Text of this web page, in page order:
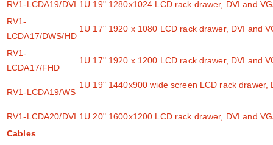
RV1-LCDA19/DVI 1U 19" 1280x1024 LCD rack drawer, DVI and
RV1-
LCDA17/DWS/HD
1U 17" 1920 x 1080 LCD rack drawer, DVI and
RV1-
LCDA17/FHD
1U 17" 1920 x 1200 LCD rack drawer, DVI and
RV1-LCDA19/WS
1U 19" 1440x900 wide screen LCD rack drawer,
RV1-LCDA20/DVI 1U 20" 1600x1200 LCD rack drawer, DVI and
Cables